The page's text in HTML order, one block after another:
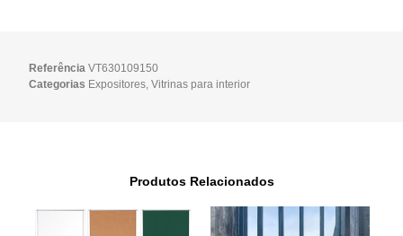
ReferênciaVT630109150
Categorias Expositores,Vitrinas para interior
Produtos Relacionados